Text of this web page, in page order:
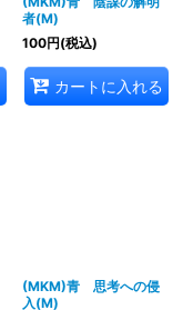
者(M)
100円(税込)
カートに入れる
(MKM)青 思考への侵
入(M)